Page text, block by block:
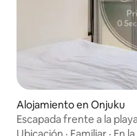
Alojamiento en Onjuku
Escapada frente a la